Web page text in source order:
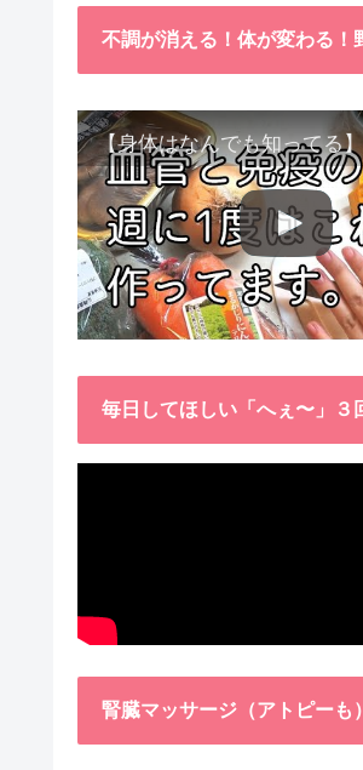
不調が消える！体が変わる！
毎日してほしい「へぇ〜」３
腎臓マッサージ（アトピーも）